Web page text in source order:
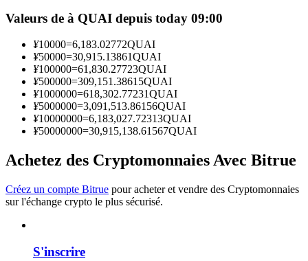
Information
Analyse de mégadonnées, y compris des informations
commerciales, etc.
Valeurs de à QUAI depuis today 09:00
¥10000=6,183.02772QUAI
¥50000=30,915.13861QUAI
¥100000=61,830.27723QUAI
¥500000=309,151.38615QUAI
¥1000000=618,302.77231QUAI
¥5000000=3,091,513.86156QUAI
¥10000000=6,183,027.72313QUAI
¥50000000=30,915,138.61567QUAI
Achetez des Cryptomonnaies Avec Bitrue
Créez un compte Bitrue pour acheter et vendre des Cryptomonnaies
sur l'échange crypto le plus sécurisé.
S'inscrire